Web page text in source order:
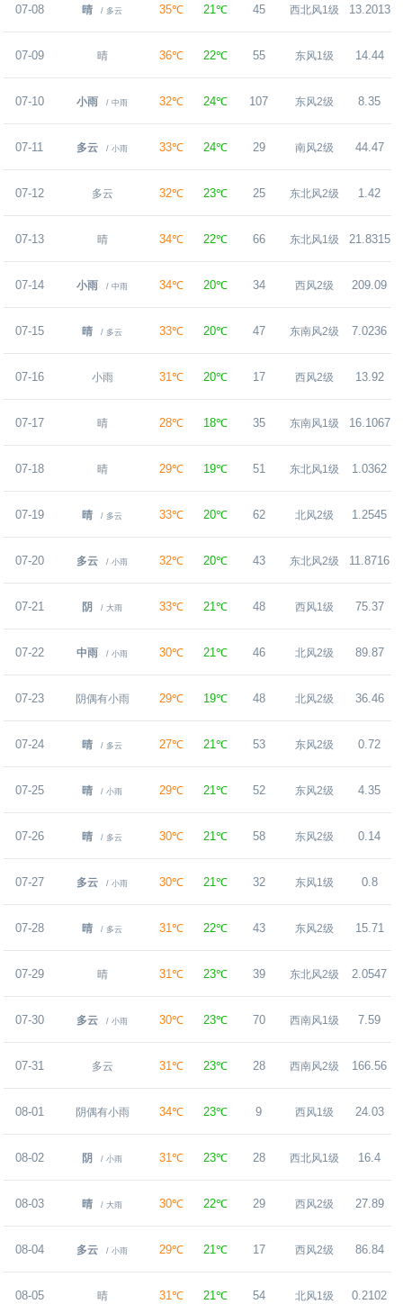
07-08 晴 / 多云 35℃ 21℃ 45 西北风1级 13.2013
07-09 晴 36℃ 22℃ 55 东风1级 14.44
07-10 小雨 / 中雨 32℃ 24℃ 107 东风2级 8.35
07-11 多云 / 小雨 33℃ 24℃ 29 南风2级 44.47
07-12 多云 32℃ 23℃ 25 东北风2级 1.42
07-13 晴 34℃ 22℃ 66 东北风1级 21.8315
07-14 小雨 / 中雨 34℃ 20℃ 34 西风2级 209.09
07-15 晴 / 多云 33℃ 20℃ 47 东南风2级 7.0236
07-16 小雨 31℃ 20℃ 17 西风2级 13.92
07-17 晴 28℃ 18℃ 35 东南风1级 16.1067
07-18 晴 29℃ 19℃ 51 东北风1级 1.0362
07-19 晴 / 多云 33℃ 20℃ 62 北风2级 1.2545
07-20 多云 / 小雨 32℃ 20℃ 43 东北风2级 11.8716
07-21 阴 / 大雨 33℃ 21℃ 48 西风1级 75.37
07-22 中雨 / 小雨 30℃ 21℃ 46 北风2级 89.87
07-23 阴偶有小雨 29℃ 19℃ 48 北风2级 36.46
07-24 晴 / 多云 27℃ 21℃ 53 东风2级 0.72
07-25 晴 / 小雨 29℃ 21℃ 52 东风2级 4.35
07-26 晴 / 多云 30℃ 21℃ 58 东风2级 0.14
07-27 多云 / 小雨 30℃ 21℃ 32 东风1级 0.8
07-28 晴 / 多云 31℃ 22℃ 43 东风2级 15.71
07-29 晴 31℃ 23℃ 39 东北风2级 2.0547
07-30 多云 / 小雨 30℃ 23℃ 70 西南风1级 7.59
07-31 多云 31℃ 23℃ 28 西南风2级 166.56
08-01 阴偶有小雨 34℃ 23℃ 9 西风1级 24.03
08-02 阴 / 小雨 31℃ 23℃ 28 西北风1级 16.4
08-03 晴 / 大雨 30℃ 22℃ 29 西风2级 27.89
08-04 多云 / 小雨 29℃ 21℃ 17 西风2级 86.84
08-05 晴 31℃ 21℃ 54 北风1级 0.2102